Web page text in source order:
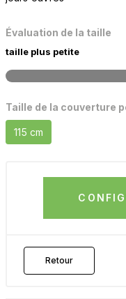
Évaluation de la taille
taille plus petite
Taille de la couverture
115 cm
Retour